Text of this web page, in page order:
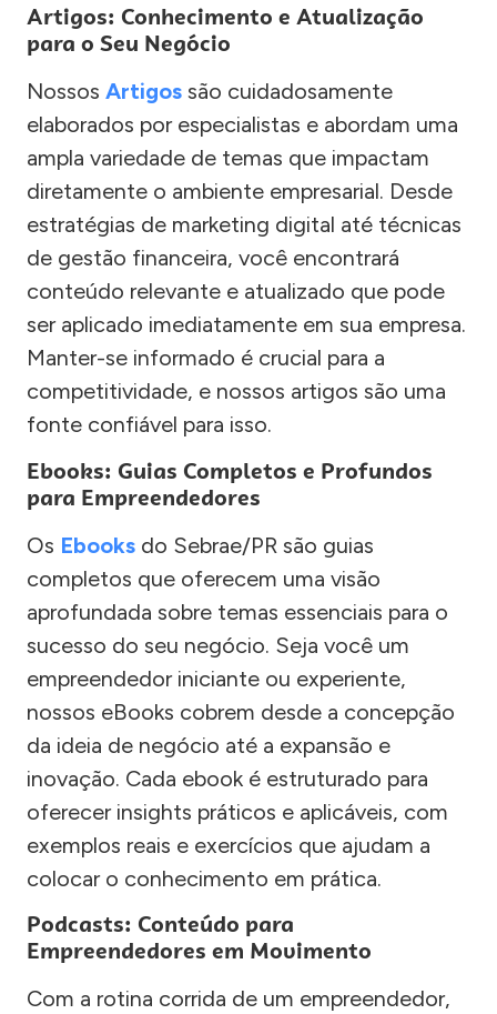
Artigos: Conhecimento e Atualização
para o Seu Negócio
Nossos Artigos são cuidadosamente
elaborados por especialistas e abordam uma
ampla variedade de temas que impactam
diretamente o ambiente empresarial. Desde
estratégias de marketing digital até técnicas
de gestão financeira, você encontrará
conteúdo relevante e atualizado que pode
ser aplicado imediatamente em sua empresa.
Manter-se informado é crucial para a
competitividade, e nossos artigos são uma
fonte confiável para isso.
Ebooks: Guias Completos e Profundos
para Empreendedores
Os Ebooks do Sebrae/PR são guias
completos que oferecem uma visão
aprofundada sobre temas essenciais para o
sucesso do seu negócio. Seja você um
empreendedor iniciante ou experiente,
nossos eBooks cobrem desde a concepção
da ideia de negócio até a expansão e
inovação. Cada ebook é estruturado para
oferecer insights práticos e aplicáveis, com
exemplos reais e exercícios que ajudam a
colocar o conhecimento em prática.
Podcasts: Conteúdo para
Empreendedores em Movimento
Com a rotina corrida de um empreendedor,